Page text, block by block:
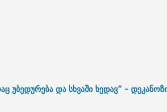
უბედურება და სხვაში ხედავ“ -